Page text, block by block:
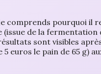
comprends pourquoi il
(issue de la
sont visibles
euros le pain de 65 g)